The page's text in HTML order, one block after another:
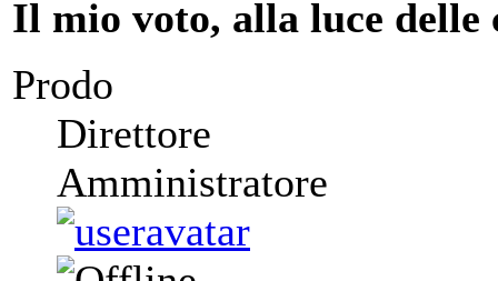
Il mio voto, alla luce delle
Prodo
Direttore
Amministratore